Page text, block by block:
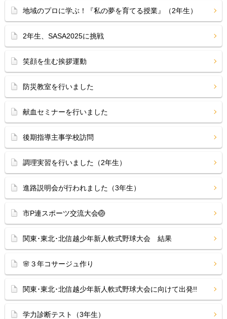
地域のプロに学ぶ！『私の夢を育てる授業』（2年生）
2年生、SASA2025に挑戦
笑顔を生む挨拶運動
防災教室を行いました
献血セミナーを行いました
後期指導主事学校訪問
調理実習を行いました（2年生）
進路説明会が行われました（3年生）
市P連スポーツ交流大会🏐
関東･東北･北信越少年新人軟式野球大会 結果
🌸３年コサージュ作り
関東･東北･北信越少年新人軟式野球大会に向けて出発!!
学力診断テスト（3年生）